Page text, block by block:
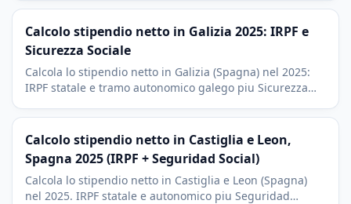
Calcolo stipendio netto in Galizia 2025: IRPF e
Sicurezza Sociale
Calcola lo stipendio netto in Galizia (Spagna) nel 2025:
IRPF statale e tramo autonomico galego piu Sicurezza
Calcolo stipendio netto in Castiglia e Leon,
Spagna 2025 (IRPF + Seguridad Social)
Calcola lo stipendio netto in Castiglia e Leon (Spagna)
nel 2025. IRPF statale e autonomico piu Seguridad